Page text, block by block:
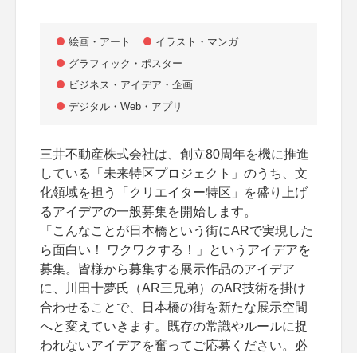
絵画・アート
イラスト・マンガ
グラフィック・ポスター
ビジネス・アイデア・企画
デジタル・Web・アプリ
三井不動産株式会社は、創立80周年を機に推進
している「未来特区プロジェクト」のうち、文
化領域を担う「クリエイター特区」を盛り上げ
るアイデアの一般募集を開始します。
「こんなことが日本橋という街にARで実現した
ら面白い！ ワクワクする！」というアイデアを
募集。皆様から募集する展示作品のアイデア
に、川田十夢氏（AR三兄弟）のAR技術を掛け
合わせることで、日本橋の街を新たな展示空間
へと変えていきます。既存の常識やルールに捉
われないアイデアを奮ってご応募ください。必